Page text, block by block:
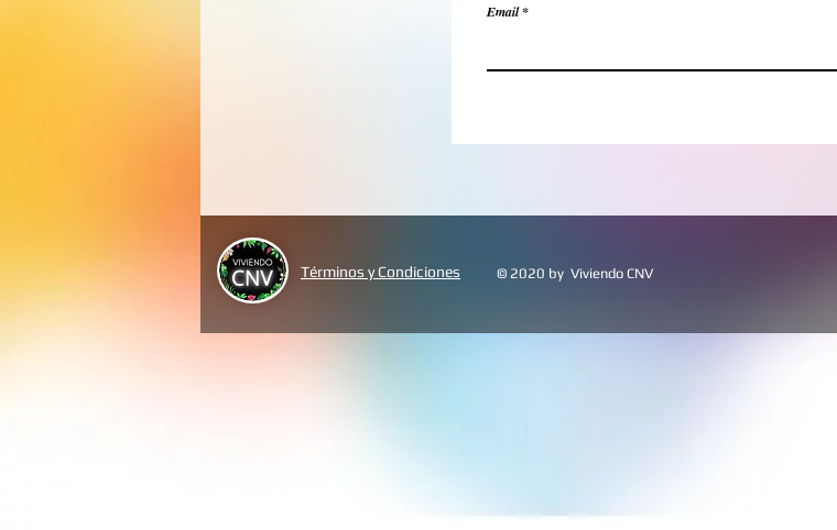
Email
Términos y Condiciones © 2020 by Viviendo CNV